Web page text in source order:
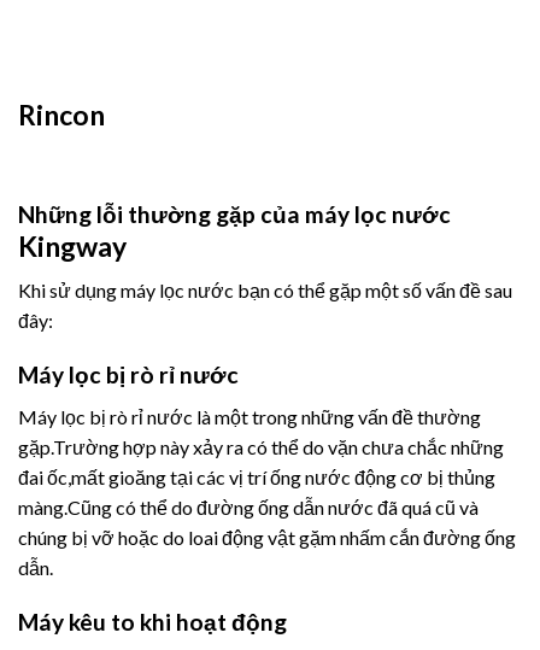
Rincon
Những lỗi thường gặp của máy lọc nước
Kingway
Khi sử dụng máy lọc nước bạn có thể gặp một số vấn đề sau
đây:
Máy lọc bị rò rỉ nước
Máy lọc bị rò rỉ nước là một trong những vấn đề thường
gặp.Trường hợp này xảy ra có thể do vặn chưa chắc những
đai ốc,mất gioăng tại các vị trí ống nước động cơ bị thủng
màng.Cũng có thể do đường ống dẫn nước đã quá cũ và
chúng bị vỡ hoặc do loai động vật gặm nhấm cắn đường ống
dẫn.
Máy kêu to khi hoạt động